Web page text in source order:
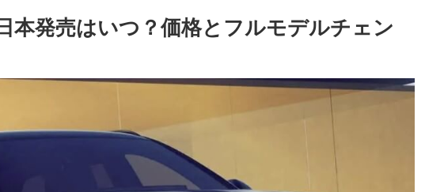
本発売はいつ？価格とフルモデルチェン